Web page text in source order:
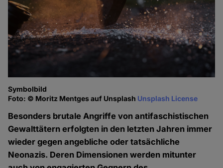
Symbolbild
Foto: © Moritz Mentges auf Unsplash Unsplash License
Besonders brutale Angriffe von antifaschistischen
Gewalttätern erfolgten in den letzten Jahren immer
wieder gegen angebliche oder tatsächliche
Neonazis. Deren Dimensionen werden mitunter